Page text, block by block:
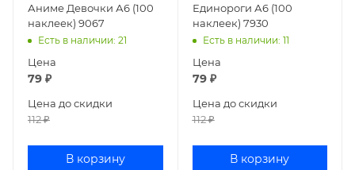
Аниме Девочки А6 (100
наклеек) 9067
Есть в наличии: 21
Цена
79 ₽
Цена до скидки
112₽
В корзину
Единороги А6 (100
наклеек) 7930
Есть в наличии: 11
Цена
79₽
Цена до скидки
112₽
В корзину